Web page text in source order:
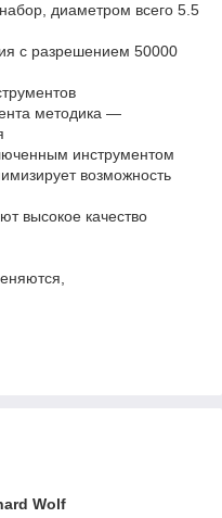
диаметром всего 5.5
с разрешением 50000
методика —
инструментом
возможность
высокое качество
Wolf